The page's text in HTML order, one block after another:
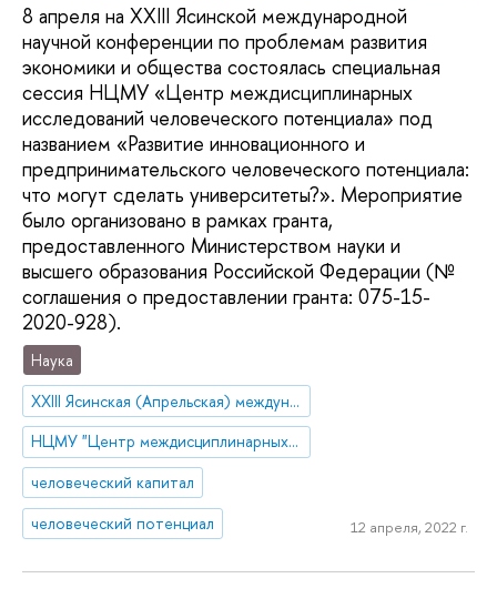
8 апреля на XXIII Ясинской международной
научной конференции по проблемам развития
экономики и общества состоялась специальная
сессия НЦМУ «Центр междисциплинарных
исследований человеческого потенциала» под
названием «Развитие инновационного и
предпринимательского человеческого потенциала:
что могут сделать университеты?». Мероприятие
было организовано в рамках гранта,
предоставленного Министерством науки и
высшего образования Российской Федерации (№
соглашения о предоставлении гранта: 075-15-
2020-928).
Наука
XXIII Ясинская (Апрельская) международная научная конференция
НЦМУ "Центр междисциплинарных исследований человеческого потенциала"
человеческий капитал
человеческий потенциал
12 апреля, 2022 г.